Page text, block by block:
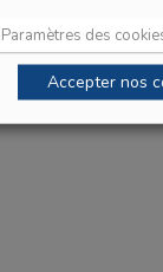
Paramètres des
Accepter nos